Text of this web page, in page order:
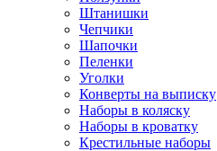
Штанишки
Чепчики
Шапочки
Пеленки
Уголки
Конверты на выписку
Наборы в коляску
Наборы в кроватку
Крестильные наборы